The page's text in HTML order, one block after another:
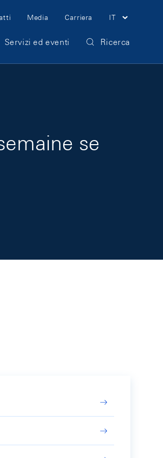
Navigation
Media Carriera IT
Servizi ed eventi Ricerca
se